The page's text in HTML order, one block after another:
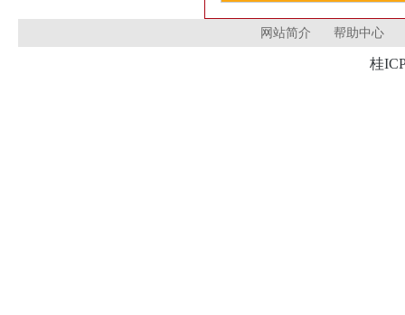
网站简介 帮助中心
桂